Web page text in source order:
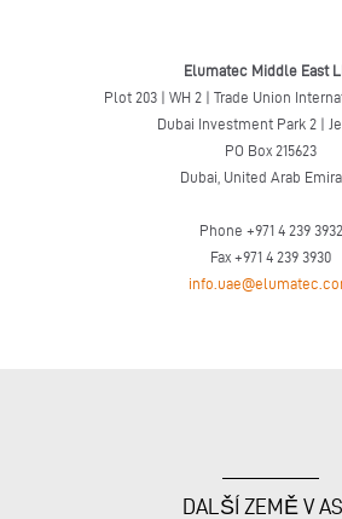
Elumatec Middle East
Plot 203 | WH 2 | Trade Union
Dubai Investment Park 2 |
PO Box 215623
Dubai, United Arab
Phone +971 4 239 3932
Fax +971 4 239 3930
DALŠÍ ZEMĚ V